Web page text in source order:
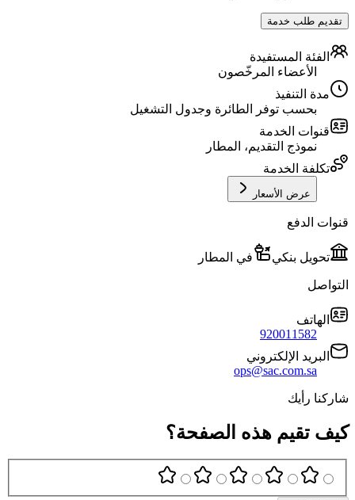
تقديم طلب خدمة
الفئة المستفيدة
الأعضاء المرخّصون
مدة التنفيذ
بحسب توفر الطائرة وجدول التشغيل
قنوات الخدمة
نموذج التقديم، المطار
تكلفة الخدمة
عرض الأسعار
قنوات الدفع
تحويل بنكي في المطار
التواصل
الهاتف
920011582
البريد الإلكتروني
ops@sac.com.sa
شاركنا رأيك
كيف تقيم هذه الصفحة؟